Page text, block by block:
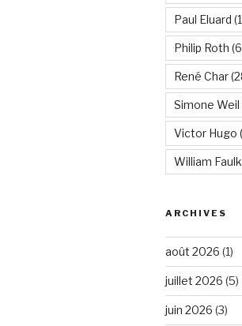
Paul Eluard
Philip Roth
René Char
Simone Weil
Victor Hugo
William
ARCHIVES
août 2026 (1)
juillet 2026 (5)
juin 2026 (3)